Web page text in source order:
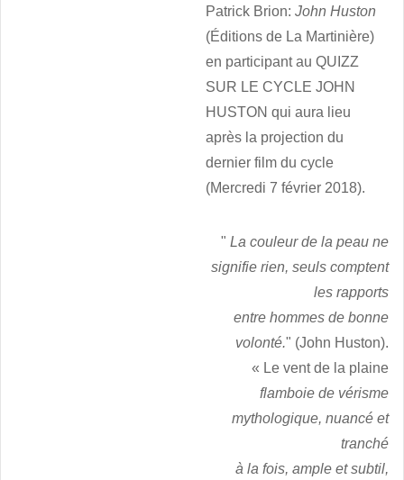
Patrick Brion:John Huston
(Éditions de La Martinière)
en participant au QUIZZ
SUR LE CYCLE JOHN
HUSTON qui aura lieu
après la projection du
dernier film du cycle
(Mercredi 7 février 2018).
" La couleur de la peau ne
signifie rien, seuls comptent
les rapports
entre hommes de bonne
volonté." (John Huston).
« Le vent de la plaine
flamboie de vérisme
mythologique, nuancé et
tranché
à la fois, ample et subtil,